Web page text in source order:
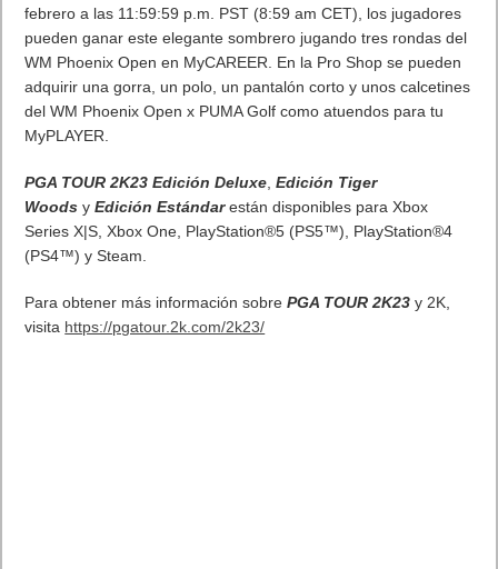
febrero a las 11:59:59 p.m. PST (8:59 am CET), los jugadores
pueden ganar este elegante sombrero jugando tres rondas del
WM Phoenix Open en MyCAREER. En la Pro Shop se pueden
adquirir una gorra, un polo, un pantalón corto y unos calcetines
del WM Phoenix Open x PUMA Golf como atuendos para tu
MyPLAYER.
PGA TOUR 2K23 Edición Deluxe,Edición Tiger
Woods yEdición Estándarestán disponibles para Xbox
Series X|S, Xbox One, PlayStation®5 (PS5™), PlayStation®4
(PS4™) y Steam.
​​Para obtener más información sobrePGA TOUR 2K23 y 2K,
visita https://pgatour.2k.com/2k23/